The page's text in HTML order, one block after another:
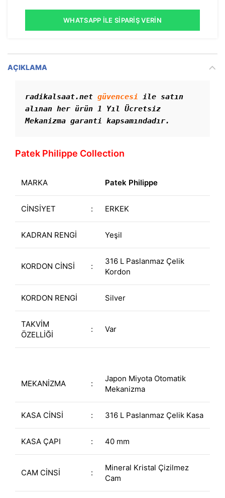
WHATSAPP İLE SIPARIŞ VERIN
AÇIKLAMA
radikalsaat.net güvencesi ile satın
alınan her ürün 1 Yıl Ücretsiz
Mekanizma garanti kapsamındadır.
Patek Philippe Collection
MARKA Patek Philippe
CİNSİYET : ERKEK
KADRAN RENGİ Yeşil
KORDON CİNSİ :
316 L Paslanmaz Çelik
Kordon
KORDON RENGİ Silver
TAKVİM
ÖZELLİĞİ
: Var
MEKANİZMA :
Japon Miyota Otomatik
Mekanizma
KASA CİNSİ : 316 L Paslanmaz Çelik Kasa
KASA ÇAPI : 40 mm
CAM CİNSİ :
Mineral Kristal Çizilmez
Cam